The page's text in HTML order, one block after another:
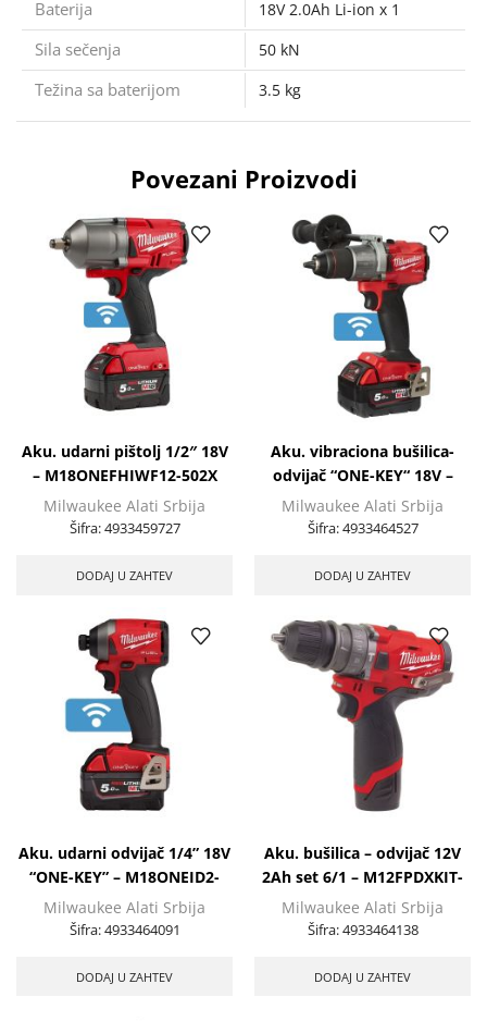
Baterija 18V 2.0Ah Li-ion x 1
Sila sečenja 50 kN
Težina sa baterijom 3.5 kg
Povezani Proizvodi
Aku. udarni pištolj 1/2″ 18V
– M18ONEFHIWF12-502X
Milwaukee Alati Srbija
Šifra:4933459727
DODAJ U ZAHTEV
Aku. vibraciona bušilica-
odvijač “ONE-KEY“ 18V –
M18ONEPD2-502X
Milwaukee Alati Srbija
Šifra:4933464527
DODAJ U ZAHTEV
Aku. udarni odvijač 1/4” 18V
“ONE-KEY” – M18ONEID2-
502X
Milwaukee Alati Srbija
Šifra:4933464091
DODAJ U ZAHTEV
Aku. bušilica – odvijač 12V
2Ah set 6/1 – M12FPDXKIT-
202X
Milwaukee Alati Srbija
Šifra:4933464138
DODAJ U ZAHTEV